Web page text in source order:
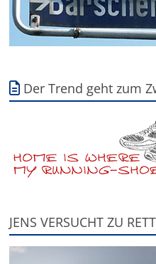
Der Trend geht zum
JENS VERSUCHT ZU